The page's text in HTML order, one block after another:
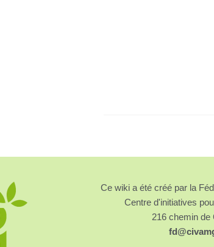
Ce wiki a été créé par la
Centre d'initiatives
216 chemin